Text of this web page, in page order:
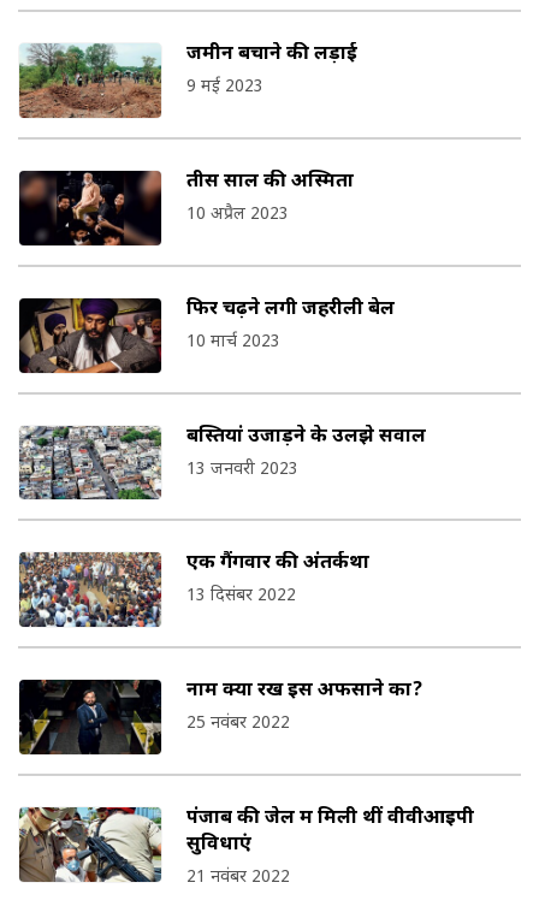
जमीन बचाने की लड़ाई
9 मई 2023
तीस साल की अस्मिता
10 अप्रैल 2023
फिर चढ़ने लगी जहरीली बेल
10 मार्च 2023
बस्तियां उजाड़ने के उलझे सवाल
13 जनवरी 2023
एक गैंगवार की अंतर्कथा
13 दिसंबर 2022
नाम क्या रखें इस अफसाने का?
25 नवंबर 2022
पंजाब की जेल में मिली थीं वीवीआइपी
सुविधाएं
21 नवंबर 2022